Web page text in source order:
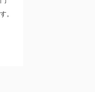
。